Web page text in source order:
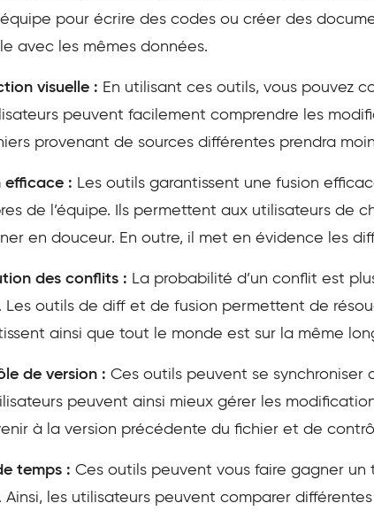
équipe pour écrire des codes ou créer des
avec les mêmes données.
visuelle : En utilisant ces outils, vous pouvez
peuvent facilement comprendre les
provenant de sources différentes prendra
efficace : Les outils garantissent une fusion
de l’équipe. Ils permettent aux utilisateurs de
en douceur. En outre, il met en évidence les
des conflits : La probabilité d’un conflit est
Les outils de diff et de fusion permettent de
ainsi que tout le monde est sur la même
de version : Ces outils peuvent se
peuvent ainsi mieux gérer les
à la version précédente du fichier et de
temps : Ces outils peuvent vous faire gagner un
Ainsi, les utilisateurs peuvent comparer